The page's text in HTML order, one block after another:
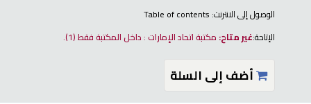
الوصول إلى الانترنت: Table of contents
الإتاحة:غير متاح: مكتبة اتحاد الإمارات : داخل المكتبة فقط(1).
أضف إلى السلة